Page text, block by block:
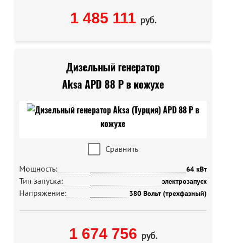
1 485 111 руб.
Дизельный генератор
Aksa APD 88 P в кожухе
Сравнить
Мощность:
64 кВт
Тип запуска: электрозапуск
Напряжение: 380 Вольт (трехфазный)
1 674 756 руб.